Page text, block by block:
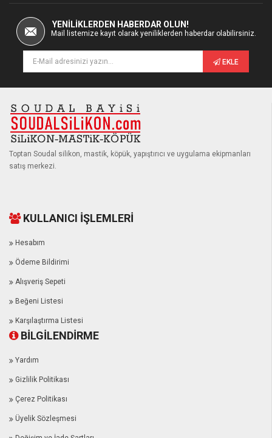
YENİLİKLERDEN HABERDAR OLUN!
Mail listemize kayıt olarak yeniliklerden haberdar olabilirsiniz.
EKLE
Toptan Soudal silikon, mastik, köpük, yapıştırıcı ve uygulama ekipmanları
satış merkezi.
KULLANICI İŞLEMLERİ
Hesabım
Ödeme Bildirimi
Alışveriş Sepeti
Beğeni Listesi
Karşılaştırma Listesi
BİLGİLENDİRME
Yardım
Gizlilik Politikası
Çerez Politikası
Üyelik Sözleşmesi